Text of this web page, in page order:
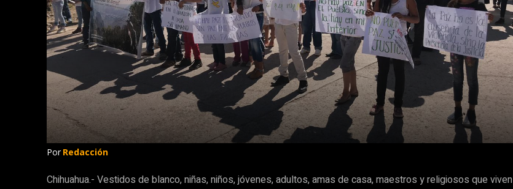
Por Redacción
Chihuahua.- Vestidos de blanco, niñas, niños, jóvenes, adultos, amas de casa, maestros y religiosos que viven